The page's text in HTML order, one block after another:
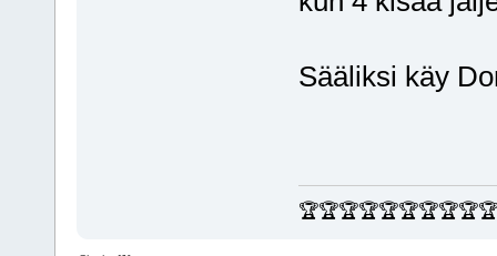
Sääliksi käy